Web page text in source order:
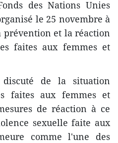
des Nations Unies
le 25 novembre à
et la réaction
faites aux femmes et
de la situation
faites aux femmes et
de réaction à ce
sexuelle faite aux
comme l'une des